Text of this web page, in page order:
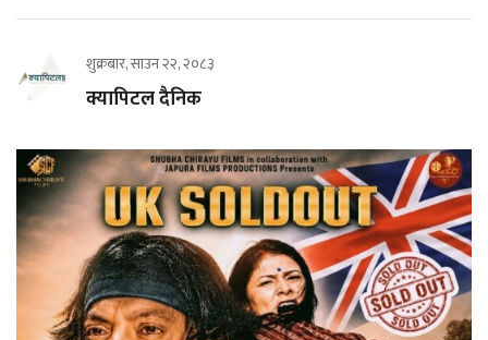
शुक्रबार, साउन २२, २०८३
क्यापिटल दैनिक